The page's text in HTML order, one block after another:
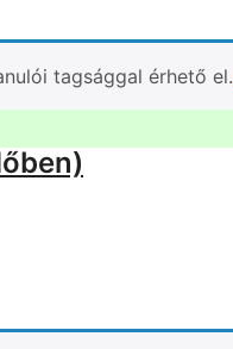
tagsággal érhető el.